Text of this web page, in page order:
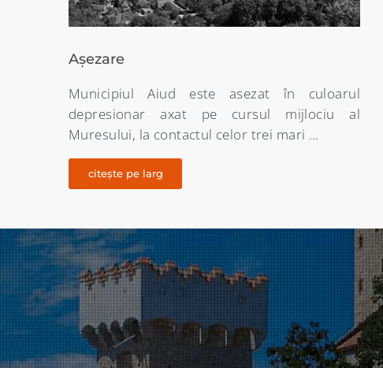
Denumirea localității
Etimologia denumirii orasului Aiud este destul
de nuantata întrucât începând din secolul al
XIII – lea nici un document oficial …
citește pe larg